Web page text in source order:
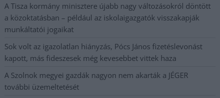
A Tisza kormány minisztere újabb nagy változásokról döntött
a közoktatásban – például az iskolaigazgatók visszakapják
munkáltatói jogaikat
Sok volt az igazolatlan hiányzás, Pócs János fizetéslevonást
kapott, más fideszesek még kevesebbet vittek haza
A Szolnok megyei gazdák nagyon nem akarták a JÉGER
további üzemeltetését